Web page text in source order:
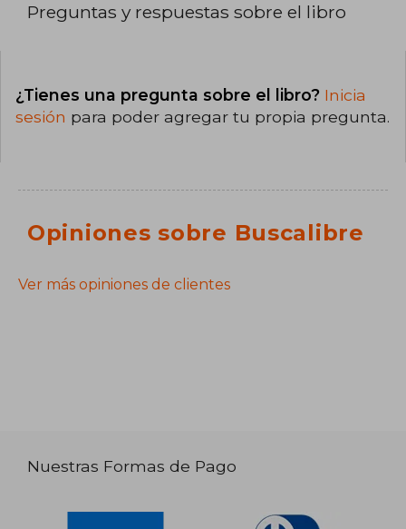
Preguntas y respuestas sobre el libro
¿Tienes una pregunta sobre el libro? Inicia
sesión para poder agregar tu propia pregunta.
Opiniones sobre Buscalibre
Ver más opiniones de clientes
Nuestras Formas de Pago